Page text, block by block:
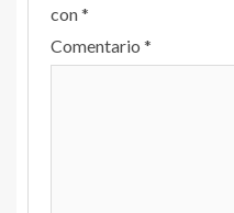
con*
Comentario *